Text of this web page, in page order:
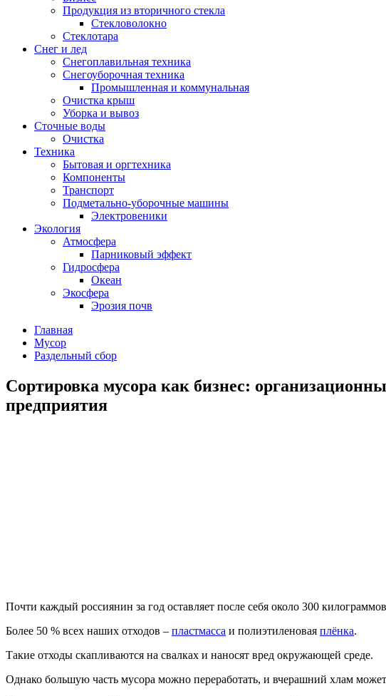
Продукция из вторичного стекла
Стекловолокно
Стеклотара
Снег и лед
Снегоплавильная техника
Снегоуборочная техника
Промышленная и коммунальная
Очистка крыш
Уборка и вывоз
Сточные воды
Очистка
Техника
Бытовая и оргтехника
Компоненты
Транспорт
Подметально-уборочные машины
Электровеники
Экология
Атмосфера
Парниковый эффект
Гидросфера
Океан
Экосфера
Эрозия почв
Главная
Мусор
Раздельный сбор
Сортировка мусора как бизнес:
предприятия
Почти каждый россиянин за год оставляет после себя около 300
Более 50 % всех наших отходов – пластмасса и полиэтиленовая плёнка.
Такие отходы скапливаются на свалках и наносят вред окружающей среде.
Однако большую часть мусора можно переработать, и вчерашний хлам